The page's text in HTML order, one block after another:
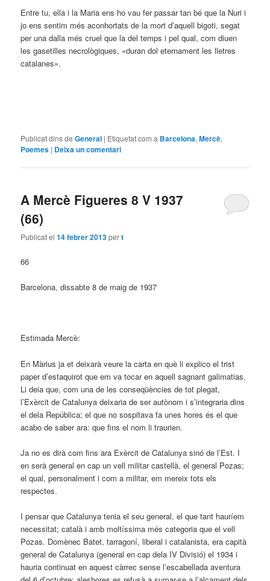
Entre tu, ella i la Maria ens ho vau fer passar tan bé que la Nuri i
jo ens sentim més aconhortats de la mort d’aquell bigoti, segat
per una dalla més cruel que la del temps i pel qual, com diuen
les gasetilles necrològiques, «duran dol eternament les lletres
catalanes».
Publicat dins de General | Etiquetat com a Barcelona,Mercè,
Poemes | Deixa un comentari
A Mercè Figueres 8 V 1937
(66)
Publicat el14 febrer 2013pert
66
Barcelona, dissabte 8 de maig de 1937
Estimada Mercè:
En Màrius ja et deixarà veure la carta en què li explico el trist
paper d’estaquirot que em va tocar en aquell sagnant galimatias.
Li deia que, com una de les conseqüències de tot plegat,
l’Exèrcit de Catalunya deixaria de ser autònom i s’integraria dins
el dela República; el que no sospitava fa unes hores és el que
acabo de saber ara: que fins el nom li traurien.
Ja no es dirà com fins ara Exèrcit de Catalunya sinó de l’Est. I
en serà general en cap un vell militar castellà, el general Pozas;
el qual, personalment i com a militar, em mereix tots els
respectes.
I pensar que Catalunya tenia el seu general, el que tant hauríem
necessitat; català i amb moltíssima més categoria que el vell
Pozas. Domènec Batet, tarragoní, liberal i catalanista, era capità
general de Catalunya (general en cap dela IV Divisió) el 1934 i
hauria continuat en aquest càrrec sense l’escabellada aventura